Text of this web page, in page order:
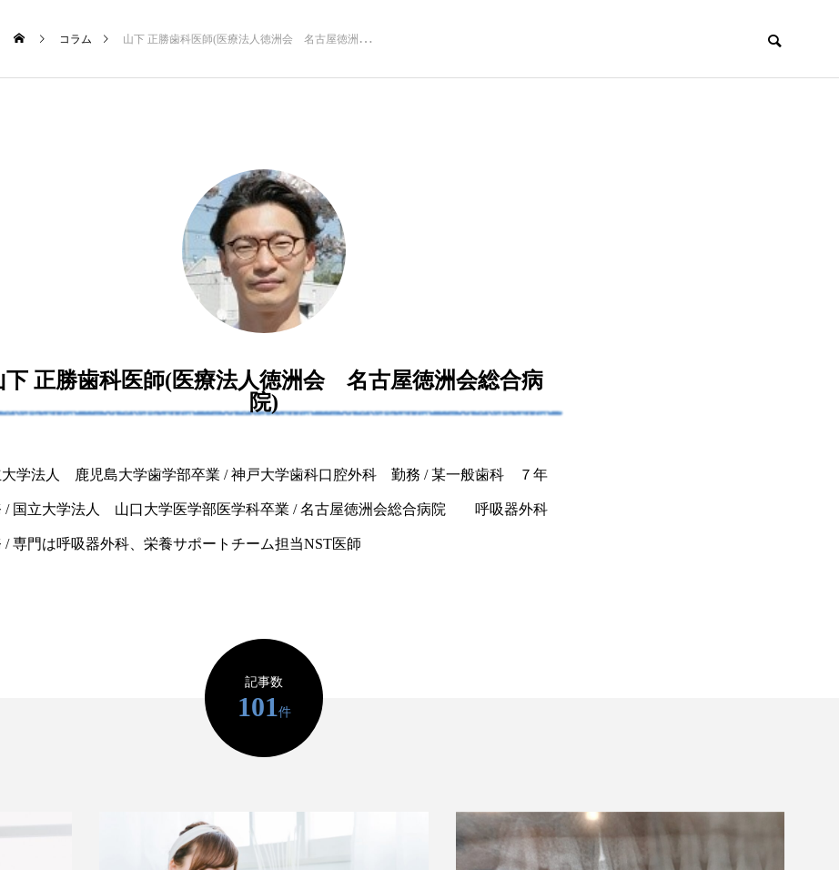
い
コラム 山下 正勝歯科医師(医療法人徳洲会 名古屋徳洲会総合病院)
下 正勝歯科医師(医療法人徳洲会 名古屋徳洲会総合病
院)
大学法人 鹿児島大学歯学部卒業 / 神戸大学歯科口腔外科 勤務 / 某一般歯科 ７年
/ 国立大学法人 山口大学医学部医学科卒業 / 名古屋徳洲会総合病院 呼吸器外科
/ 専門は呼吸器外科、栄養サポートチーム担当NST医師
記事数
101 件